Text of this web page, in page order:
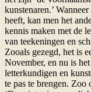
kunstenaren.’
heeft, kan men het
kennis maken met de
van teekeningen en
Zooals gezegd, het is
November, en nu is
letterkundigen en
te pas te brengen. Zoo